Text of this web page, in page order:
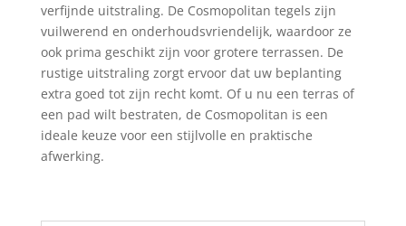
verfijnde uitstraling. De Cosmopolitan tegels zijn
vuilwerend en onderhoudsvriendelijk, waardoor ze
ook prima geschikt zijn voor grotere terrassen. De
rustige uitstraling zorgt ervoor dat uw beplanting
extra goed tot zijn recht komt. Of u nu een terras of
een pad wilt bestraten, de Cosmopolitan is een
ideale keuze voor een stijlvolle en praktische
afwerking.